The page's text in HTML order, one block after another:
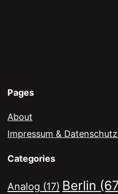
Pages
About
Impressum &
Categories
Analog (17) Berlin